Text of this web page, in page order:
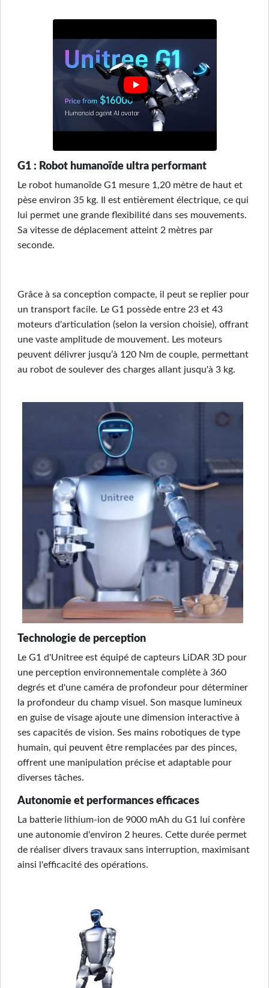
G1 : Robot humanoïde ultra performant
Le robot humanoïde G1 mesure 1,20 mètre de haut et
pèse environ 35 kg. Il est entièrement électrique, ce qui
lui permet une grande flexibilité dans ses mouvements.
Sa vitesse de déplacement atteint 2 mètres par
seconde.
Grâce à sa conception compacte, il peut se replier pour
un transport facile. Le G1 possède entre 23 et 43
moteurs d'articulation (selon la version choisie), offrant
une vaste amplitude de mouvement. Les moteurs
peuvent délivrer jusqu’à 120 Nm de couple, permettant
au robot de soulever des charges allant jusqu'à 3 kg.
Technologie de perception
Le G1 d'Unitree est équipé de capteurs LiDAR 3D pour
une perception environnementale complète à 360
degrés et d'une caméra de profondeur pour déterminer
la profondeur du champ visuel. Son masque lumineux
en guise de visage ajoute une dimension interactive à
ses capacités de vision. Ses mains robotiques de type
humain, qui peuvent être remplacées par des pinces,
offrent une manipulation précise et adaptable pour
diverses tâches.
Autonomie et performances efficaces
La batterie lithium-ion de 9000 mAh du G1 lui confère
une autonomie d'environ 2 heures. Cette durée permet
de réaliser divers travaux sans interruption, maximisant
ainsi l'efficacité des opérations.